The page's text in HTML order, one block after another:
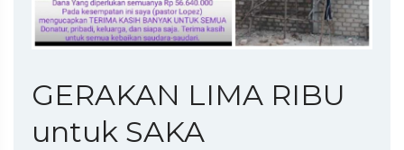
GERAKAN LIMA RIBU
untuk SAKA